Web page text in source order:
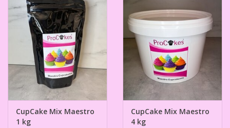
CupCake Mix Maestro
1 kg
CupCake Mix Maestro
4 kg